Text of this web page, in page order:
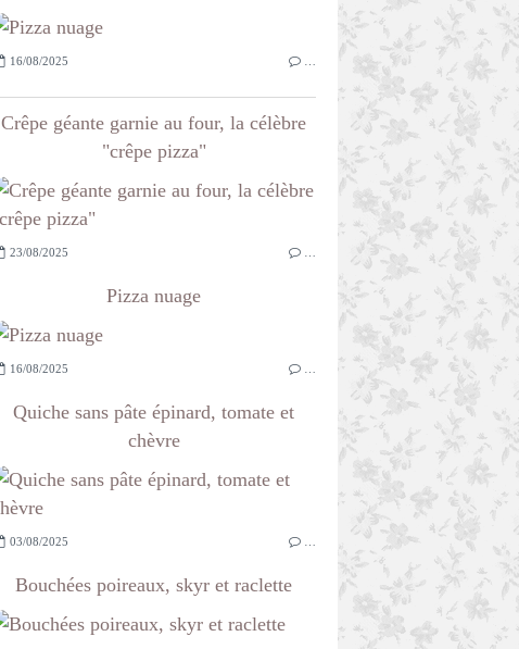
16/08/2025
Crêpe géante garnie au four, la célèbre
"crêpe pizza"
23/08/2025
Pizza nuage
16/08/2025
Quiche sans pâte épinard, tomate et
chèvre
03/08/2025
Bouchées poireaux, skyr et raclette